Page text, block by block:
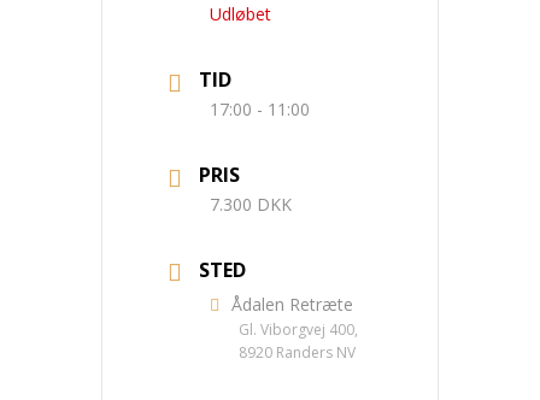
Udløbet
TID
17:00 - 11:00
PRIS
7.300 DKK
STED
Ådalen Retræte
Gl. Viborgvej 400,
8920 Randers NV